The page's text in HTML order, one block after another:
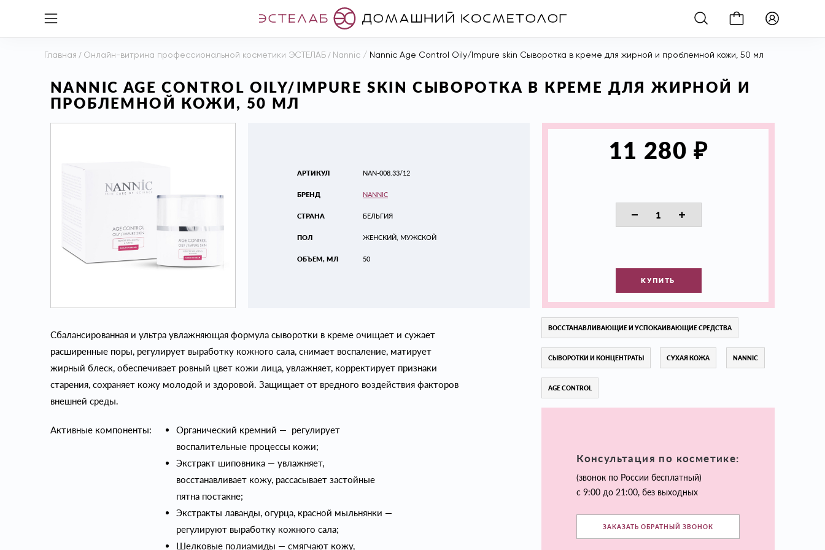
Главная / Онлайн-витрина профессиональной косметики ЭСТЕЛАБ / Nannic / Nannic Age Control Oily/Impure skin Сыворотка в креме для жирной и проблемной кожи, 50 мл
NANNIC AGE CONTROL OILY/IMPURE SKIN СЫВОРОТКА В КРЕМЕ ДЛЯ ЖИРНОЙ И
ПРОБЛЕМНОЙ КОЖИ, 50 МЛ
АРТИКУЛ
БРЕНД
СТРАНА
ПОЛ
ОБЪЕМ, МЛ
NAN-008.33/12
NANNIC
БЕЛЬГИЯ
ЖЕНСКИЙ, МУЖСКОЙ
50
11 280 ₽
КУПИТЬ
Сбалансированная и ультра увлажняющая формула сыворотки в креме очищает и сужает
расширенные поры, регулирует выработку кожного сала, снимает воспаление, матирует
жирный блеск, обеспечивает ровный цвет кожи лица, увлажняет, корректирует признаки
старения, сохраняет кожу молодой и здоровой. Защищает от вредного воздействия факторов
внешней среды.
Активные компоненты:
Органический кремний — регулирует
воспалительные процессы кожи;
Экстракт шиповника — увлажняет,
восстанавливает кожу, рассасывает застойные
пятна постакне;
Экстракты лаванды, огурца, красной мыльнянки —
регулируют выработку кожного сала;
Шелковые полиамиды — смягчают кожу,
ВОССТАНАВЛИВАЮЩИЕ И УСПОКАИВАЮЩИЕ СРЕДСТВА
СЫВОРОТКИ И КОНЦЕНТРАТЫ СУХАЯ КОЖА NANNIC
AGE CONTROL
Консультация по косметике:
(звонок по России бесплатный)
с 9:00 до 21:00, без выходных
ЗАКАЗАТЬ ОБРАТНЫЙ ЗВОНОК